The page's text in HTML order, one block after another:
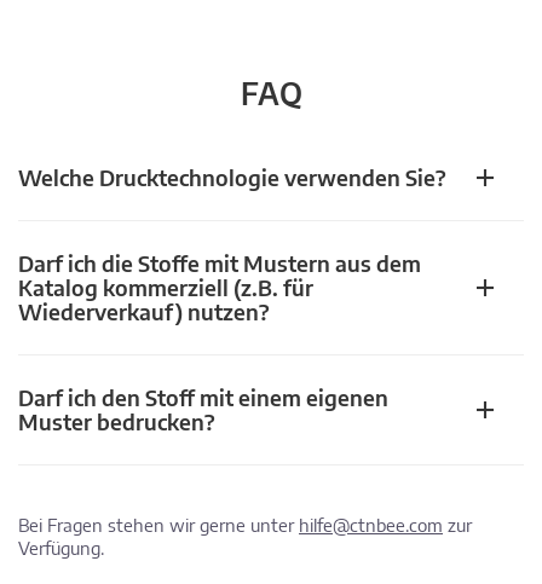
FAQ
Welche Drucktechnologie verwenden Sie?
Darf ich die Stoffe mit Mustern aus dem
Katalog kommerziell (z.B. für
Wiederverkauf) nutzen?
Darf ich den Stoff mit einem eigenen
Muster bedrucken?
Bei Fragen stehen wir gerne unter hilfe@ctnbee.com zur
Verfügung.